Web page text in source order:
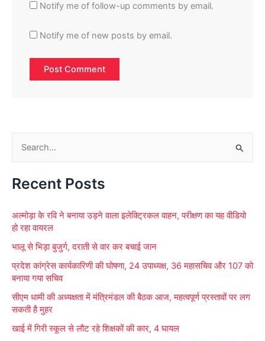
Notify me of follow-up comments by email.
Notify me of new posts by email.
a
c
o
:
Recent Posts
अल्मोड़ा के रवि ने बनाया उड़ने वाला इलेक्ट्रिकल वाहन, परीक्षण का यह वीडियो
हो रहा वायरल
भालू से भिड़ा बुजुर्ग, दराती से वार कर बचाई जान
प्रदेश कांग्रेस कार्यकारिणी की घोषणा, 24 उपाध्यक्ष, 36 महासचिव और 107 को
बनाया गया सचिव
सीएम धामी की अध्यक्षता में मंत्रिमंडल की बैठक आज, महत्वपूर्ण प्रस्तावों पर लग
सकती है मुहर
खाई में गिरी स्कूल से लौट रहे शिक्षकों की कार, 4 घायल